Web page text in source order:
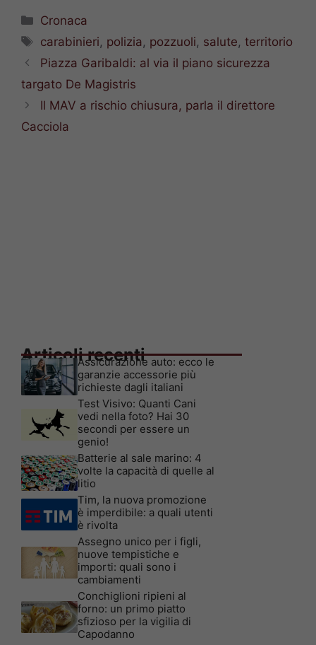
Categorie
Cronaca
Tag
carabinieri, polizia, pozzuoli, salute,territorio
Piazza Garibaldi: al via il piano sicurezza
targato De Magistris
Il MAV a rischio chiusura, parla il direttore
Cacciola
Articoli recenti
Assicurazione auto: ecco le
garanzie accessorie più
richieste dagli italiani
Test Visivo: Quanti Cani
vedi nella foto? Hai 30
secondi per essere un
genio!
Batterie al sale marino: 4
volte la capacità di quelle al
litio
Tim, la nuova promozione
è imperdibile: a quali utenti
è rivolta
Assegno unico per i figli,
nuove tempistiche e
importi: quali sono i
cambiamenti
Conchiglioni ripieni al
forno: un primo piatto
sfizioso per la vigilia di
Capodanno